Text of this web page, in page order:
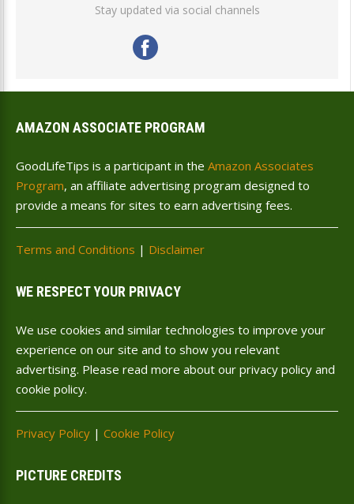
Stay updated via social channels
AMAZON ASSOCIATE PROGRAM
GoodLifeTips is a participant in the Amazon Associates
Program, an affiliate advertising program designed to
provide a means for sites to earn advertising fees.
Terms and Conditions | Disclaimer
WE RESPECT YOUR PRIVACY
We use cookies and similar technologies to improve your
experience on our site and to show you relevant
advertising. Please read more about our privacy policy and
cookie policy.
Privacy Policy | Cookie Policy
PICTURE CREDITS